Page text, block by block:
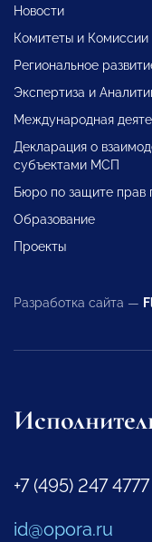
Новости
Комитеты и Комиссии
Региональное
Экспертиза и
Международная
Декларация о
субъектами МСП
Бюро по защите прав
Образование
Проекты
Разработка сайта —
+7 (495) 247 4777
id@opora.ru